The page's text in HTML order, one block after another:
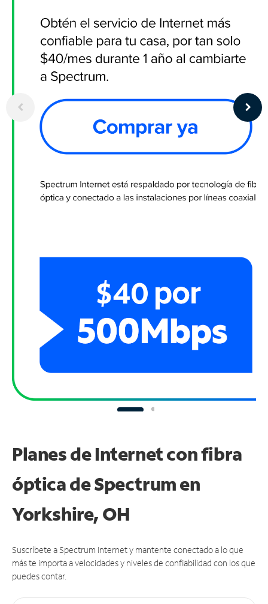
Planes de Internet con fibra
óptica de Spectrum en
Yorkshire, OH
Suscríbete a Spectrum Internet y mantente conectado a lo que
más te importa a velocidades y niveles de confiabilidad con los que
puedes contar.